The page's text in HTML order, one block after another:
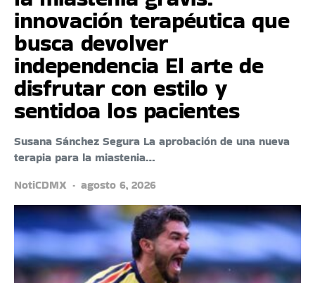
innovación terapéutica que
busca devolver
independencia El arte de
disfrutar con estilo y
sentidoa los pacientes
Susana Sánchez Segura La aprobación de una nueva
terapia para la miastenia…
NotiCDMX
agosto 6, 2026